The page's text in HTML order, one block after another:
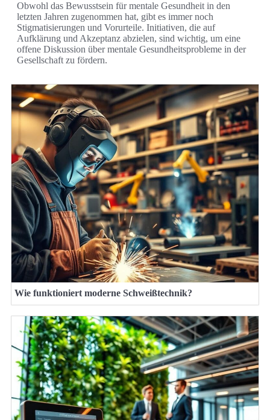
Obwohl das Bewusstsein für mentale Gesundheit in den
letzten Jahren zugenommen hat, gibt es immer noch
Stigmatisierungen und Vorurteile. Initiativen, die auf
Aufklärung und Akzeptanz abzielen, sind wichtig, um eine
offene Diskussion über mentale Gesundheitsprobleme in der
Gesellschaft zu fördern.
Wie funktioniert moderne Schweißtechnik?